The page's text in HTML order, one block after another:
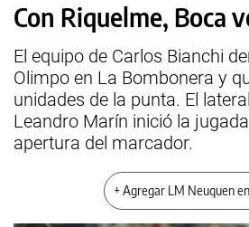
Con Riquelme, Boca
El equipo de Carlos Bianchi
Olimpo en La Bombonera y
unidades de la punta. El
Leandro Marín inició la
apertura del marcador.
+ Agregar LM Neuquen en